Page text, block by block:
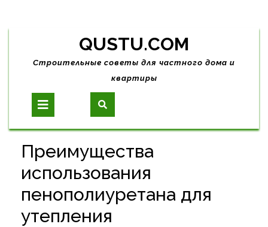
Skip
content
QUSTU.COM
Строительные советы для частного дома и
квартиры
Open
Button
Преимущества
использования
пенополиуретана для
утепления